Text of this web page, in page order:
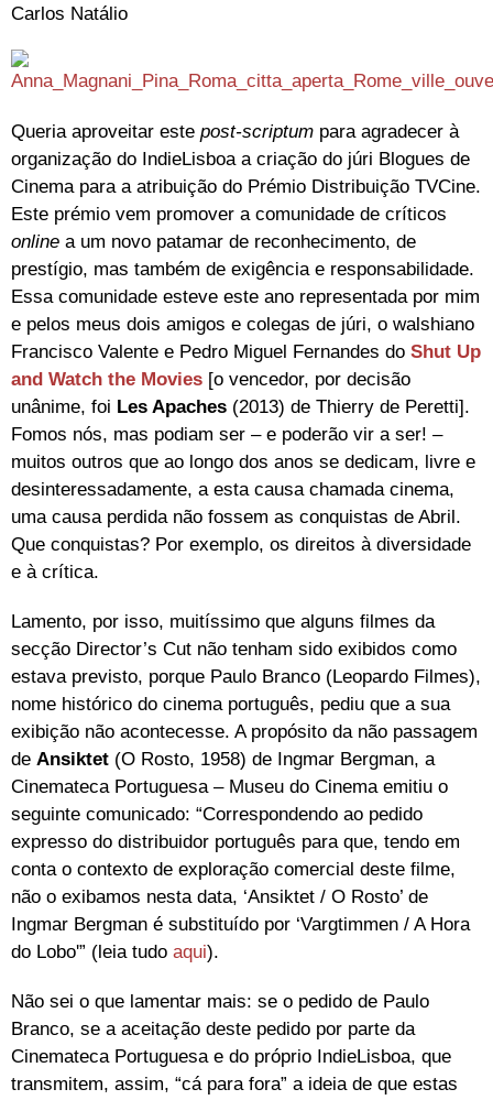
Carlos Natálio
Queria aproveitar este post-scriptum para agradecer à
organização do IndieLisboa a criação do júri Blogues de
Cinema para a atribuição do Prémio Distribuição TVCine.
Este prémio vem promover a comunidade de críticos
online a um novo patamar de reconhecimento, de
prestígio, mas também de exigência e responsabilidade.
Essa comunidade esteve este ano representada por mim
e pelos meus dois amigos e colegas de júri, o walshiano
Francisco Valente e Pedro Miguel Fernandes do Shut Up
and Watch the Movies [o vencedor, por decisão
unânime, foi Les Apaches (2013) de Thierry de Peretti].
Fomos nós, mas podiam ser – e poderão vir a ser! –
muitos outros que ao longo dos anos se dedicam, livre e
desinteressadamente, a esta causa chamada cinema,
uma causa perdida não fossem as conquistas de Abril.
Que conquistas? Por exemplo, os direitos à diversidade
e à crítica.
Lamento, por isso, muitíssimo que alguns filmes da
secção Director’s Cut não tenham sido exibidos como
estava previsto, porque Paulo Branco (Leopardo Filmes),
nome histórico do cinema português, pediu que a sua
exibição não acontecesse. A propósito da não passagem
de Ansiktet (O Rosto, 1958) de Ingmar Bergman, a
Cinemateca Portuguesa – Museu do Cinema emitiu o
seguinte comunicado: “Correspondendo ao pedido
expresso do distribuidor português para que, tendo em
conta o contexto de exploração comercial deste filme,
não o exibamos nesta data, ‘Ansiktet / O Rosto’ de
Ingmar Bergman é substituído por ‘Vargtimmen / A Hora
do Lobo'” (leia tudo aqui).
Não sei o que lamentar mais: se o pedido de Paulo
Branco, se a aceitação deste pedido por parte da
Cinemateca Portuguesa e do próprio IndieLisboa, que
transmitem, assim, “cá para fora” a ideia de que estas